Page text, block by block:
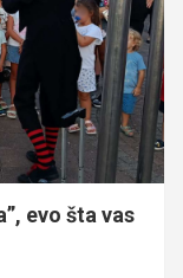
evo šta vas